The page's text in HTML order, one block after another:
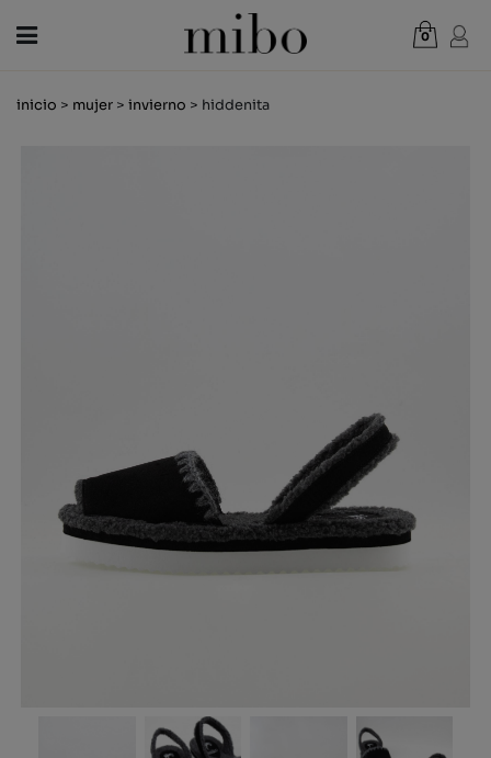
0
VER CESTA
inicio > mujer > invierno > hiddenita